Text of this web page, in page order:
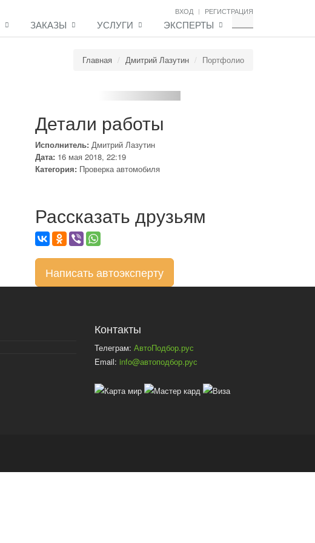
ВХОД РЕГИСТРАЦИЯ
ЗАКАЗЫ УСЛУГИ ЭКСПЕРТЫ
Главная Дмитрий Лазутин Портфолио
Детали работы
Исполнитель: Дмитрий Лазутин
Дата: 16 мая 2018, 22:19
Категория: Проверка автомобиля
Рассказать друзьям
Написать автоэксперту
Контакты
Телеграм: АвтоПодбор.рус
Email: info@автоподбор.рус